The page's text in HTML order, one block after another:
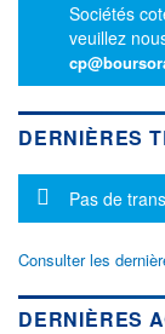
Sociétés
veuillez
DERNIÈRES
Message
Pas de
Consulter les
DERNIÈRES